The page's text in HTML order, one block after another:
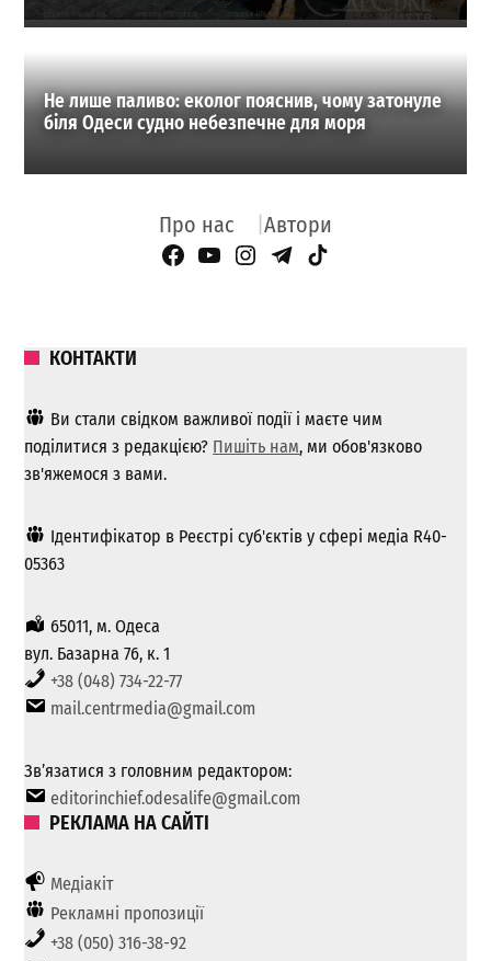
Не лише паливо: еколог пояснив, чому затонуле
біля Одеси судно небезпечне для моря
Про нас Автори
Facebook Page
YouTube
Instagram
Telegram
TikTok
КОНТАКТИ
Ви стали свідком важливої ​​події і маєте чим
поділитися з редакцією? Пишіть нам, ми обов'язково
зв'яжемося з вами.
Ідентифікатор в Реєстрі суб'єктів у сфері медіа R40-
05363
65011, м. Одеса
вул. Базарна 76, к. 1
+38 (048) 734-22-77
mail.centrmedia@gmail.com
Зв’язатися з головним редактором:
editorinchief.odesalife@gmail.com
РЕКЛАМА НА САЙТІ
Медіакіт
Рекламні пропозиції
+38 (050) 316-38-92